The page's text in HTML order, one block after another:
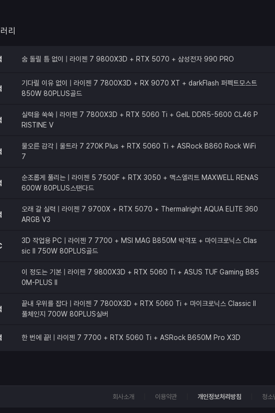
리
숨 돌릴 틈 없이 | 라이젠 7 9800X3D + RTX 5070 + 삼성전자 990 PRO
기다릴 이유 없이 | 라이젠 7 7800X3D + RX 9070 XT + darkFlash 퍼펙트모스트
850W 80PLUS골드
실력을 쑥쑥 | 라이젠 7 7800X3D + RTX 5060 Ti + GeIL DDR5-5600 CL46 P
RISTINE V
물오른 감각 | 울트라 7 270K Plus + RTX 5060 Ti + ASRock B860 Rock WiFi
7
순조롭게 풀리는 | 라이젠 5 7500F + RTX 3050 + 맥스엘리트 MAXWELL RENAS
600W 80PLUS스탠다드
오래 갈 실력 | 라이젠 7 9700X + RTX 5070 + Thermalright AQUA ELITE 360
ARGB V3
3D 작업용 PC | 라이젠 7 7700 + MSI MAG B850M 박격포 + 마이크로닉스 Clas
sic II 750W 80PLUS골드
이 정도는 기본 | 라이젠 7 9800X3D + RTX 5060 Ti + ASUS TUF Gaming B85
0M-PLUS II
끝내 우위를 잡다 | 라이젠 7 7800X3D + RTX 5060 Ti + 마이크로닉스 Classic II
풀체인지 700W 80PLUS실버
한 번에 끝! | 라이젠 7 7700 + RTX 5060 Ti + ASRock B650M Pro X3D
회사소개 이용약관 개인정보처리방침 청소